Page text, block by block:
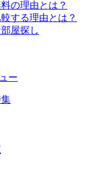
の理由とは？
する理由とは？
屋探し
ー